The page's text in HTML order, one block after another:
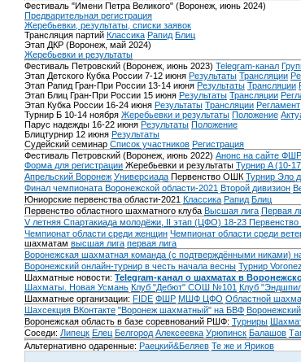
Фестиваль "Имени Петра Великого" (Воронеж, июнь 2024)
Предварительная регистрация
Жеребьевки, результаты, списки заявок
Трансляция партий Классика Рапид Блиц
Этап ДКР (Воронеж, май 2024)
Жеребьевки и результаты
Фестиваль Петровский (Воронеж, июнь 2023) Telegram-канал
Этап Детского Кубка России 7-12 июня Результаты Трансляции
Этап Рапид Гран-При России 13-14 июня Результаты Трансляции
Этап Блиц Гран-При России 15 июня Результаты Трансляции
Этап Кубка России 16-24 июня Результаты Трансляции Регламент
Турнир Б 10-14 ноября Жеребьевки и результаты Положение
Парус надежды 16-22 июня Результаты Положение
Блицтурнир 12 июня Результаты
Судейский семинар Список участников Регистрация
Фестиваль Петровский (Воронеж, июнь 2022) Анонс на сайте ФШР
Форма для регистрации Жеребьевки и результаты Турнир A (10-
Апрельский Воронеж Универсиада Первенство ОШК Турнир Эло
Финал чемпионата Воронежской области-2021 Второй дивизион
Юниорские первенства области-2021 Классика Рапид Блиц
Первенство областного шахматного клуба Высшая лига Первая
V летняя Спартакиада молодёжи, II этап (ЦФО) 18-23
Чемпионат области среди женщин Чемпионат области среди
шахматам высшая лига первая лига
Воронежская шахматная команда (с подтверждёнными никами)
Воронежский онлайн-турнир в честь начала весны Турнир
Шахматные новости: Telegram-канал о шахматах в
Шахматы. Новая Усмань Клуб "Дебют" СОШ №101 Клуб
Шахматные организации: FIDE ФШР МШФ ЦФО Областной
Шахсекция ВКонтакте "Воронеж шахматный" на БВФ
Воронежская область в базе соревнований РШФ: Турниры
Соседи: Липецк Елец Белгород Алексеевка Урюпинск Балашов
Альтернативно одаренные: Раецкий&Беляев Те же и Яриков